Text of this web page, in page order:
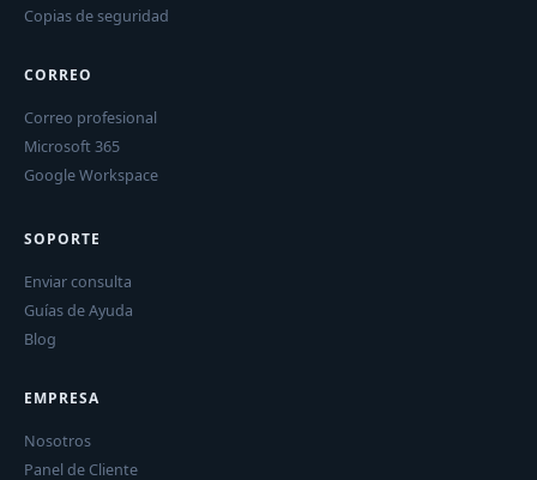
Copias de seguridad
CORREO
Correo profesional
Microsoft 365
Google Workspace
SOPORTE
Enviar consulta
Guías de Ayuda
Blog
EMPRESA
Nosotros
Panel de Cliente